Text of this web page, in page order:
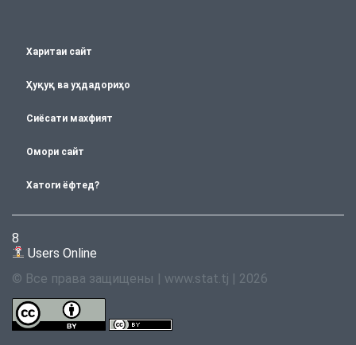
Харитаи сайт
Ҳуқуқ ва уҳдадориҳо
Сиёсати махфият
Омори сайт
Хатоги ёфтед?
8
Users Online
© Все права защищены | www.stat.tj | 2026